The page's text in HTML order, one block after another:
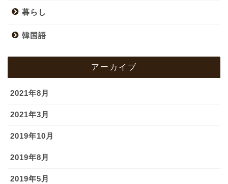
暮らし
韓国語
アーカイブ
2021年8月
2021年3月
2019年10月
2019年8月
2019年5月